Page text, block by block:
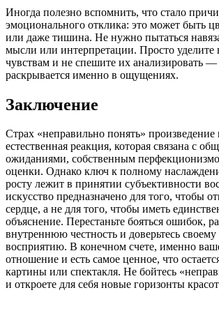
Иногда полезно вспомнить, что стало
эмоционального отклика: это может быть
или даже тишина. Не нужно пытаться
мысли или интерпретации. Просто
чувствам и не спешите их анализировать —
раскрывается именно в ощущениях.
Заключение
Страх «неправильно понять»
естественная реакция, которая связана с
ожиданиями, собственным
оценки. Однако ключ к полному
росту лежит в принятии субъективности
искусство предназначено для того, чтобы
сердце, а не для того, чтобы иметь
объяснение. Перестаньте бояться ошибок,
внутреннюю честность и доверьтесь
восприятию. В конечном счете, именно
отношение и есть самое ценное, что
картины или спектакля. Не бойтесь
и откроете для себя новые горизонты